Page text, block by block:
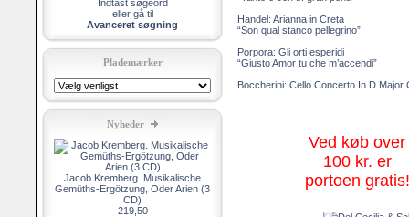
Indtast søgeord
eller gå til
Avanceret søgning
Plademærker
Nyheder
Jacob Kremberg. Musikalische
Gemüths-Ergötzung, Oder Arien (3
CD)
219,50
Handel: Arianna in Creta
“Son qual stanco pellegrino”
Porpora: Gli orti esperidi
“Giusto Amor tu che m’accendi”
Boccherini: Cello Concerto In D Major
Ved køb over
100 kr. er
portoen gratis!